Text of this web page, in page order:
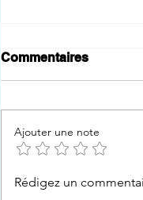
Atelier Macarons
Commentaires
Ajouter une note
Rédigez un